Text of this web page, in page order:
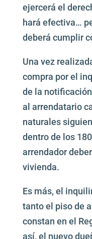
ejercerá el
hará efectiva…
deberá cumplir
Una vez
compra por el
de la
al arrendatario
naturales
dentro de los
arrendador
vivienda.
Es más, el
tanto el piso de
constan en el
así, el nuevo